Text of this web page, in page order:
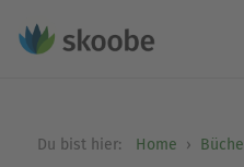
Du bist hier: Home